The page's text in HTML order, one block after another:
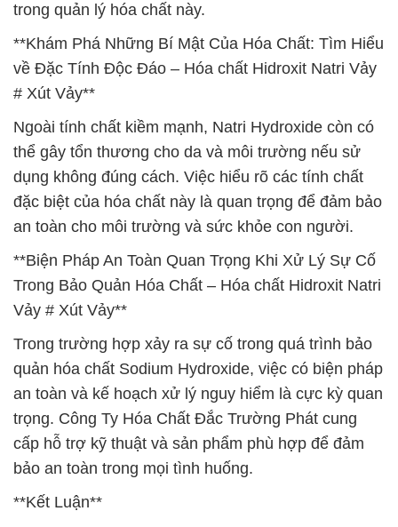
trong quản lý hóa chất này.
**Khám Phá Những Bí Mật Của Hóa Chất: Tìm Hiểu
về Đặc Tính Độc Đáo – Hóa chất Hidroxit Natri Vảy
# Xút Vảy**
Ngoài tính chất kiềm mạnh, Natri Hydroxide còn có
thể gây tổn thương cho da và môi trường nếu sử
dụng không đúng cách. Việc hiểu rõ các tính chất
đặc biệt của hóa chất này là quan trọng để đảm bảo
an toàn cho môi trường và sức khỏe con người.
**Biện Pháp An Toàn Quan Trọng Khi Xử Lý Sự Cố
Trong Bảo Quản Hóa Chất – Hóa chất Hidroxit Natri
Vảy # Xút Vảy**
Trong trường hợp xảy ra sự cố trong quá trình bảo
quản hóa chất Sodium Hydroxide, việc có biện pháp
an toàn và kế hoạch xử lý nguy hiểm là cực kỳ quan
trọng. Công Ty Hóa Chất Đắc Trường Phát cung
cấp hỗ trợ kỹ thuật và sản phẩm phù hợp để đảm
bảo an toàn trong mọi tình huống.
**Kết Luận**